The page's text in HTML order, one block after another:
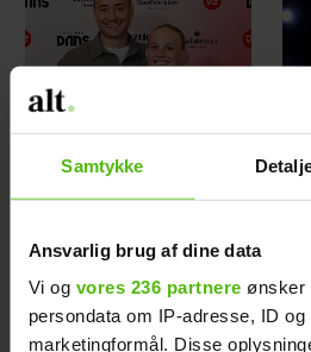
Samtykke
Ansvarlig brug af dine data
Vi og vores 236 partnere ønsker
persondata om IP-adresse, ID
marketingformål. Disse
Efter brud: Sofie
Daniel Lazrak har
datet i skjul